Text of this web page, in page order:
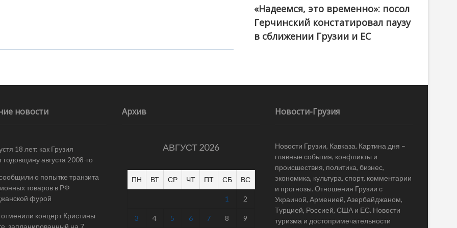
«Надеемся, это временно»: посол
Герчинский констатировал паузу
в сближении Грузии и ЕС
новости
18 лет: как Грузия
годовщину августа 2008-го
о попытке транзита
товаров в РФ
фурой
концерт Кристины
Архив
АВГУСТ 2026
ПН ВТ СР ЧТ ПТ СБ ВС
1 2
3 4 5 6 7 8 9
Новости-Грузия
Новости Грузии, Кавказа. Картина дня –
главные события, конфликты и
происшествия, политика, бизнес,
экономика, культура, спорт, комментарии
и прогнозы. Отношения Грузии с
Украиной, Арменией, Азербайджаном,
Турцией, Россией, США и ЕС. Новости
туризма и достопримечательности